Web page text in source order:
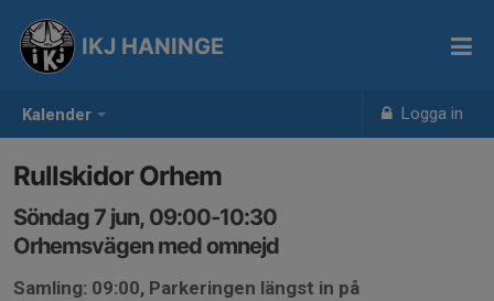
Kalender Logga in
IKJ HANINGE
Rullskidor Orhem
Söndag 7 jun, 09:00-10:30
Orhemsvägen med omnejd
Samling: 09:00, Parkeringen längst in på